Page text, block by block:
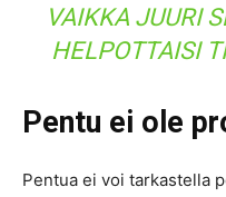
VAIKKA JUURI
HELPOTTAISI
Pentu ei ole
Pentua ei voi tarkastella